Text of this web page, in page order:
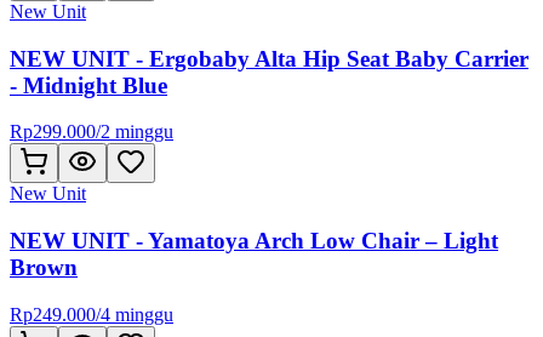
New Unit
NEW UNIT - Ergobaby Alta Hip Seat Baby Carrier
- Midnight Blue
Rp299.000/2 minggu
New Unit
NEW UNIT - Yamatoya Arch Low Chair – Light
Brown
Rp249.000/4 minggu